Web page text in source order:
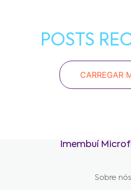
POSTS
CARREGAR
Imembuí
Sobre nós